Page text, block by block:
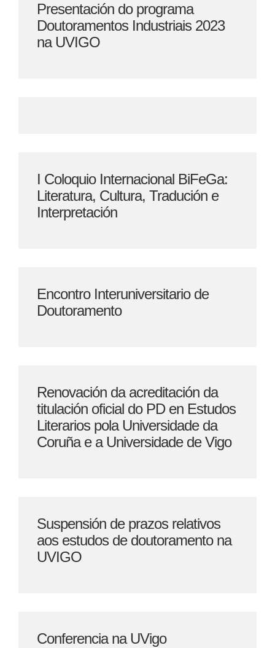
Presentación do programa
Doutoramentos Industriais 2023
na UVIGO
I Coloquio Internacional BiFeGa:
Literatura, Cultura, Tradución e
Interpretación
Encontro Interuniversitario de
Doutoramento
Renovación da acreditación da
titulación oficial do PD en Estudos
Literarios pola Universidade da
Coruña e a Universidade de Vigo
Suspensión de prazos relativos
aos estudos de doutoramento na
UVIGO
Conferencia na UVigo